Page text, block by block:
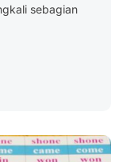
sebagian